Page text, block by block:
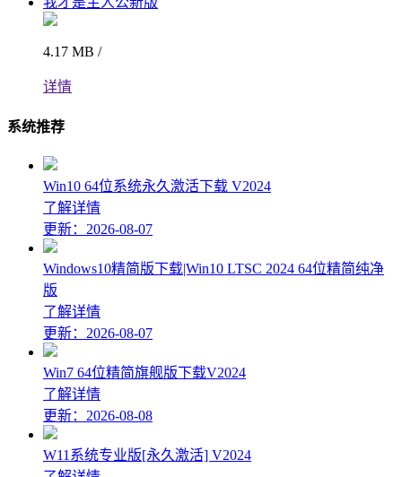
4.17 MB /
详情
系统推荐
Win10 64位系统永久激活下载 V2024
了解详情
更新：2026-08-07
Windows10精简版下载|Win10 LTSC 2024 64位精简纯净
版
了解详情
更新：2026-08-07
Win7 64位精简旗舰版下载V2024
了解详情
更新：2026-08-08
W11系统专业版[永久激活] V2024